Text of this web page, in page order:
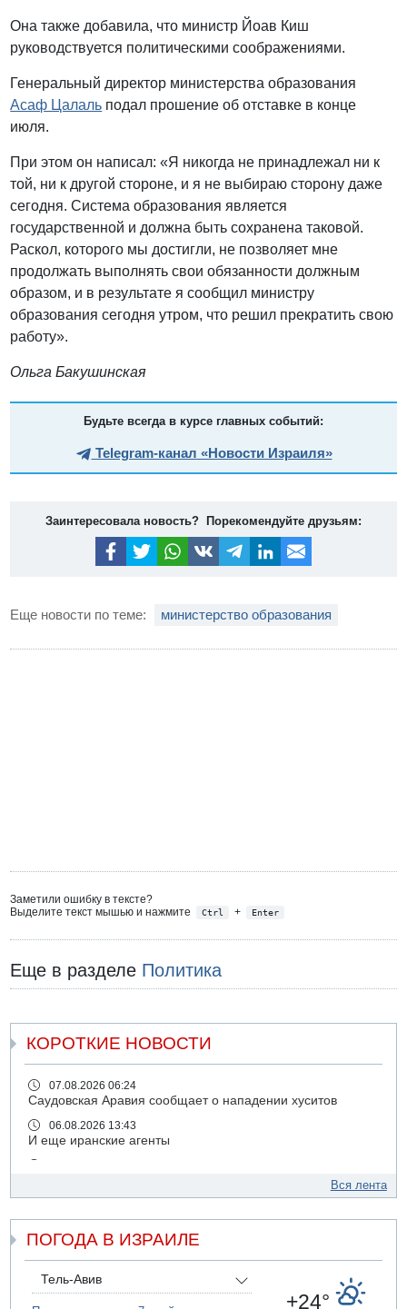
Она также добавила, что министр Йоав Киш
руководствуется политическими соображениями.
Генеральный директор министерства образования
Асаф Цалаль подал прошение об отставке в конце
июля.
При этом он написал: «Я никогда не принадлежал ни к
той, ни к другой стороне, и я не выбираю сторону даже
сегодня. Система образования является
государственной и должна быть сохранена таковой.
Раскол, которого мы достигли, не позволяет мне
продолжать выполнять свои обязанности должным
образом, и в результате я сообщил министру
образования сегодня утром, что решил прекратить свою
работу».
Ольга Бакушинская
Будьте всегда в курсе главных событий:
Telegram-канал «Новости Израиля»
Заинтересовала новость? Порекомендуйте друзьям:
Еще новости по теме: министерство образования
Заметили ошибку в тексте?
Выделите текст мышью и нажмите
Ctrl + Enter
Еще в разделе Политика
КОРОТКИЕ НОВОСТИ
07.08.2026 06:24
Саудовская Аравия сообщает о нападении хуситов
06.08.2026 13:43
И еще иранские агенты
электрической компании
06.08.2026 13:07
Возле Кирьят-Арбы пожар на местности
06.08.2026 12:06
США не будут давить на Израиль в вопросе Ливана
Вся лента
ПОГОДА В ИЗРАИЛЕ
Тель-Авив
+24°